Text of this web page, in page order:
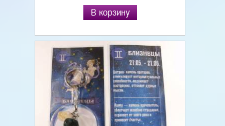
В корзину